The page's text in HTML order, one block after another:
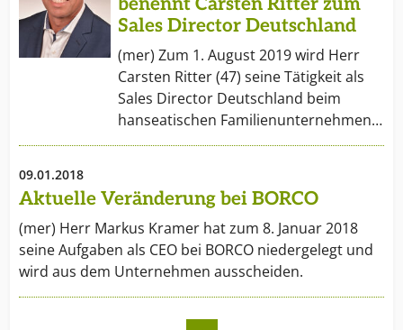
Sales Director Deutschland
(mer) Zum 1. August 2019 wird Herr
Carsten Ritter (47) seine Tätigkeit als
Sales Director Deutschland beim
hanseatischen Familienunternehmen…
09.01.2018
Aktuelle Veränderung bei BORCO
(mer) Herr Markus Kramer hat zum 8. Januar 2018
seine Aufgaben als CEO bei BORCO niedergelegt und
wird aus dem Unternehmen ausscheiden.